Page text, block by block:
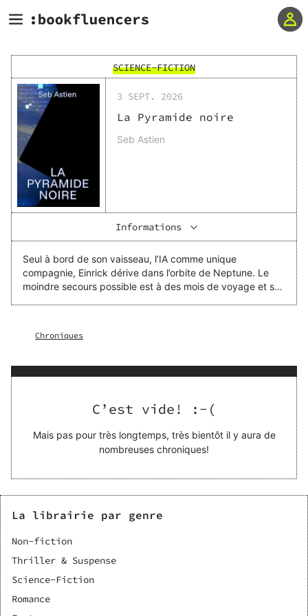
SCIENCE-FICTION
3 SEPT. 2026
La Pyramide noire
Seb Astien
Informations
Seul à bord de son vaisseau, l’IA comme unique
compagnie, Einrick dérive dans l’orbite de Neptune. Le
moindre secours possible est à des mois de voyage et ses
Chroniques
C’est vide! :-(
Mais pas pour très longtemps, très bientôt il y aura de
nombreuses chroniques!
La librairie par genre
Non-fiction
Thriller & Suspense
Science-Fiction
Romance